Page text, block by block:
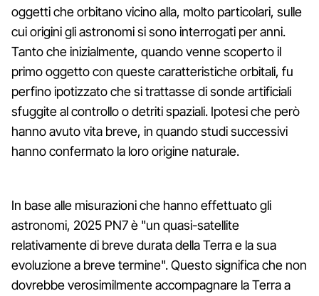
oggetti che orbitano vicino alla, molto particolari, sulle
cui origini gli astronomi si sono interrogati per anni.
Tanto che inizialmente, quando venne scoperto il
primo oggetto con queste caratteristiche orbitali, fu
perfino ipotizzato che si trattasse di sonde artificiali
sfuggite al controllo o detriti spaziali. Ipotesi che però
hanno avuto vita breve, in quando studi successivi
hanno confermato la loro origine naturale.
In base alle misurazioni che hanno effettuato gli
astronomi, 2025 PN7 è "un quasi-satellite
relativamente di breve durata della Terra e la sua
evoluzione a breve termine". Questo significa che non
dovrebbe verosimilmente accompagnare la Terra a